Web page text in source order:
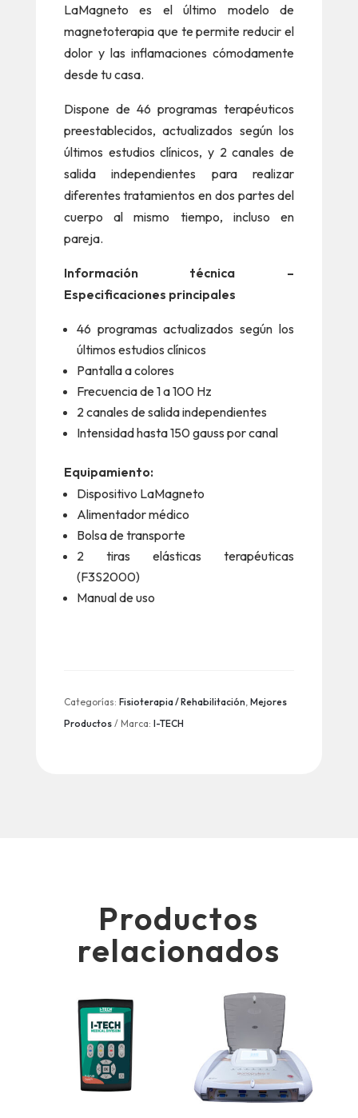
LaMagneto es el último modelo de
magnetoterapia que te permite reducir el
dolor y las inflamaciones cómodamente
desde tu casa.
Dispone de 46 programas terapéuticos
preestablecidos, actualizados según los
últimos estudios clínicos, y 2 canales de
salida independientes para realizar
diferentes tratamientos en dos partes del
cuerpo al mismo tiempo, incluso en
pareja.
Información técnica –
Especificaciones principales
46 programas actualizados según los
últimos estudios clínicos
Pantalla a colores
Frecuencia de 1 a 100 Hz
2 canales de salida independientes
Intensidad hasta 150 gauss por canal
Equipamiento:
Dispositivo LaMagneto
Alimentador médico
Bolsa de transporte
2 tiras elásticas terapéuticas
(F3S2000)
Manual de uso
Categorías: Fisioterapia / Rehabilitación Mejores
Productos
Marca: I-TECH
Productos
relacionados